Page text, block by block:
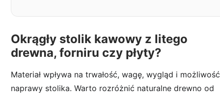
Okrągły stolik kawowy z litego
drewna, forniru czy płyty?
Materiał wpływa na trwałość, wagę, wygląd i możliwość
naprawy stolika. Warto rozróżnić naturalne drewno od